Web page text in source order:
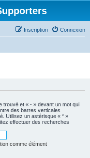
Connexion
Inscription
trouvé et « - » devant un mot qui
des barres verticales
Utilisez un astérisque « * »
effectuer des recherches
comme élément